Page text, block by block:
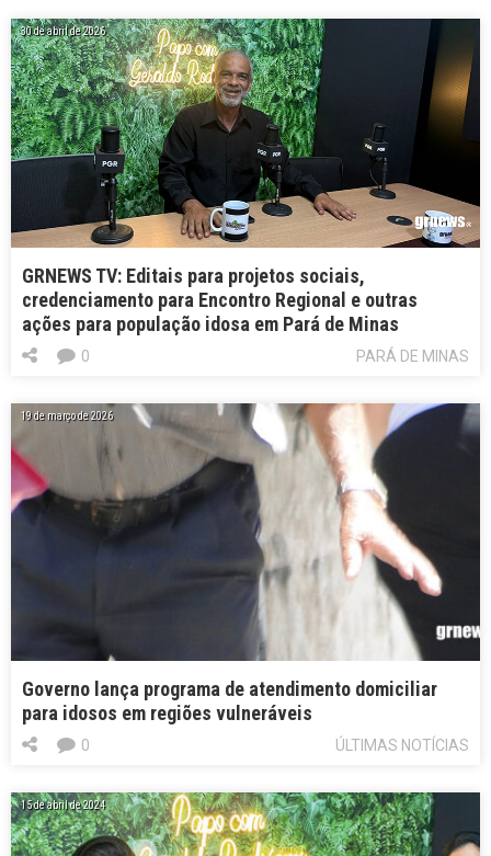
30 de abril de 2026
GRNEWS TV: Editais para projetos sociais,
credenciamento para Encontro Regional e outras
ações para população idosa em Pará de Minas
PARÁ DE MINAS
0
19 de março de 2026
Governo lança programa de atendimento domiciliar
para idosos em regiões vulneráveis
ÚLTIMAS NOTÍCIAS
0
15 de abril de 2024